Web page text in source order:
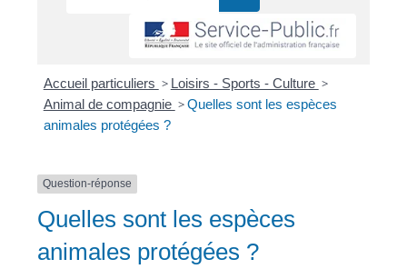
Accueil particuliers > Loisirs - Sports - Culture >
Animal de compagnie >Quelles sont les espèces
animales protégées ?
Question-réponse
Quelles sont les espèces
animales protégées ?